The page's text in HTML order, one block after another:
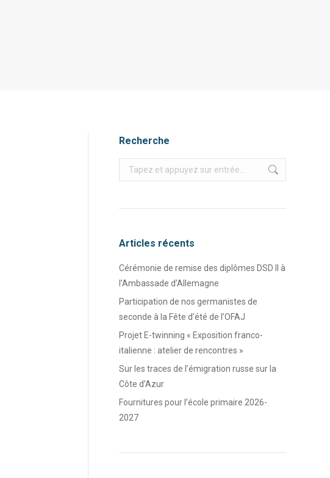
Recherche
Recherche
:
Articles récents
Cérémonie de remise des diplômes DSD II à
l’Ambassade d’Allemagne
Participation de nos germanistes de
seconde à la Fête d’été de l’OFAJ
Projet E-twinning « Exposition franco-
italienne : atelier de rencontres »
Sur les traces de l’émigration russe sur la
Côte d’Azur
Fournitures pour l’école primaire 2026-
2027